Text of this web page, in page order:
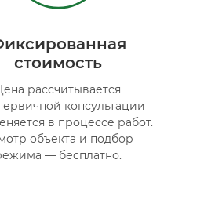
стоимость
рассчитывается
консультации
в процессе работ.
объекта и подбор
— бесплатно.